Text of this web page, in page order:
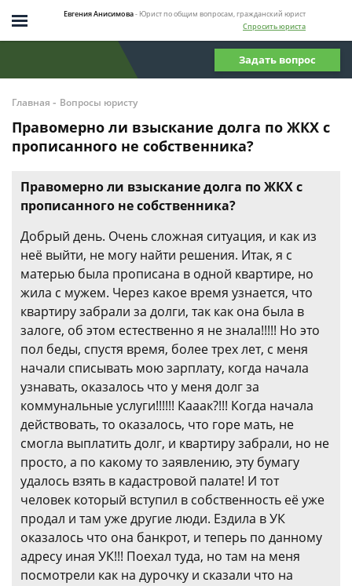
Евгения Анисимова- Юрист по общим вопросам, гражданский юрист
Спросить юриста
Задать вопрос
Главная - Вопросы юристу
Правомерно ли взыскание долга по ЖКХ с
прописанного не собственника?
Правомерно ли взыскание долга по ЖКХ с
прописанного не собственника?
Добрый день. Очень сложная ситуация, и как из
неё выйти, не могу найти решения. Итак, я с
матерью была прописана в одной квартире, но
жила с мужем. Через какое время узнается, что
квартиру забрали за долги, так как она была в
залоге, об этом естественно я не знала!!!!! Но это
пол беды, спустя время, более трех лет, с меня
начали списывать мою зарплату, когда начала
узнавать, оказалось что у меня долг за
коммунальные услуги!!!!!! Кааак?!!! Когда начала
действовать, то оказалось, что горе мать, не
смогла выплатить долг, и квартиру забрали, но не
просто, а по какому то заявлению, эту бумагу
удалось взять в кадастровой палате! И тот
человек который вступил в собственность её уже
продал и там уже другие люди. Ездила в УК
оказалось что она банкрот, и теперь по данному
адресу иная УК!!! Поехал туда, но там на меня
посмотрели как на дурочку и сказали что на